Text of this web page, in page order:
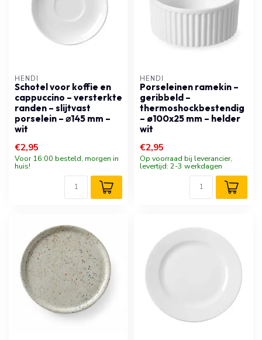
HENDI
Schotel voor koffie en
cappuccino – versterkte
randen – slijtvast
porselein – ⌀145 mm –
wit
€2,95
Voor 16:00 besteld, morgen in
huis!
HENDI
Porseleinen ramekin –
geribbeld –
thermoshockbestendig
– ø100x25 mm – helder
wit
€2,95
Op voorraad bij leverancier,
levertijd: 2-3 werkdagen